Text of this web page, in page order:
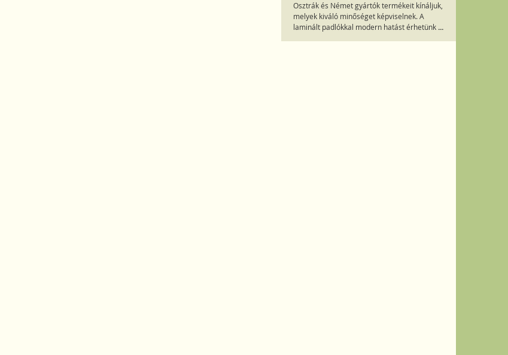
Osztrák és Német gyártók termékeit kínáljuk,
melyek kiváló minőséget képviselnek. A
laminált padlókkal modern hatást érhetünk ...